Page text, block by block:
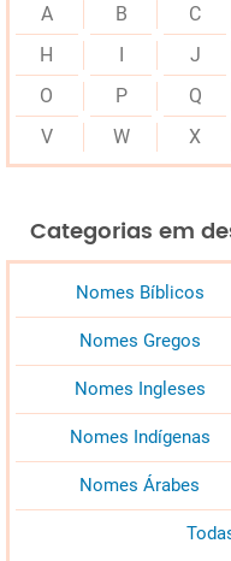
A B C
H
I J
O
P Q
V
W X
Categorias em
Nomes Bíblicos
Nomes Gregos
Nomes Ingleses
Nomes Indígenas
Nomes Árabes